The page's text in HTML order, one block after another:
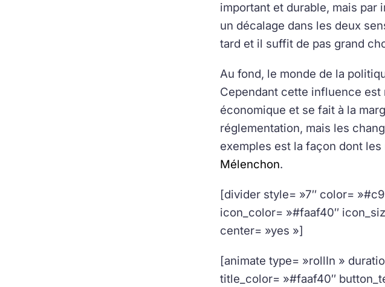
important et durable, mais par
un décalage dans les deux
tard et il suffit de pas grand
Au fond, le monde de la
Cependant cette influence est
économique et se fait à la
réglementation, mais les
exemples est la façon dont
Mélenchon.
[divider style= »7″ color=
icon_color= »#faaf40″
center= »yes »]
[animate type= »rollIn »
title_color= »#faaf40″